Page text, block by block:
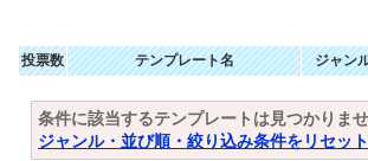
投票数 テンプレート名 ジャン
条件に該当するテンプレートは見つかりませ
ジャンル・並び順・絞り込み条件をリセット